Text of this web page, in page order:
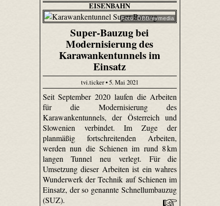
EISENBAHN
Foto: ÖBB/evmedia
Super-Bauzug bei
Modernisierung des
Karawankentunnels im
Einsatz
tvi.ticker • 5. Mai 2021
Seit September 2020 laufen die Arbeiten
für die Modernisierung des
Karawankentunnels, der Österreich und
Slowenien verbindet. Im Zuge der
planmäßig fortschreitenden Arbeiten,
werden nun die Schienen im rund 8 km
langen Tunnel neu verlegt. Für die
Umsetzung dieser Arbeiten ist ein wahres
Wunderwerk der Technik auf Schienen im
Einsatz, der so genannte Schnellumbauzug
(SUZ).